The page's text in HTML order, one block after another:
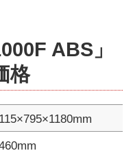
ABS」
格